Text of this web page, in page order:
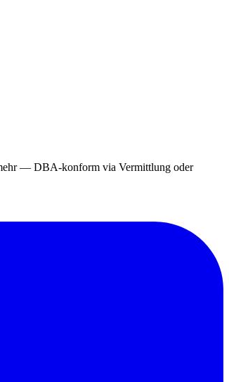
— DBA-konform via Vermittlung oder